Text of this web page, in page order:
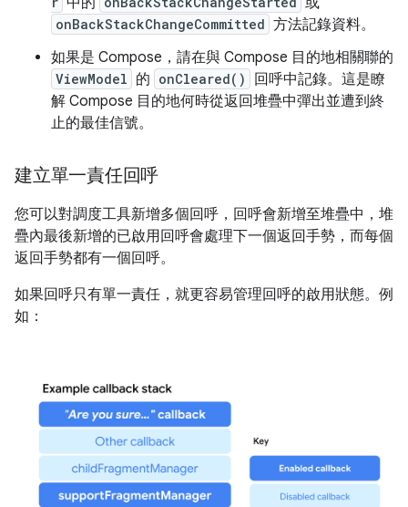
onBackStackChangeCommitted 方法記錄資料。
如果是 Compose，請在與 Compose 目的地相關聯的
ViewModel 的 onCleared()
回呼中記錄。這是瞭
解 Compose 目的地何時從返回堆疊中彈出並遭到終
止的最佳信號。
建立單一責任回呼
您可以對調度工具新增多個回呼，回呼會新增至堆疊中，堆
疊內最後新增的已啟用回呼會處理下一個返回手勢，而每個
返回手勢都有一個回呼。
如果回呼只有單一責任，就更容易管理回呼的啟用狀態。例
如：